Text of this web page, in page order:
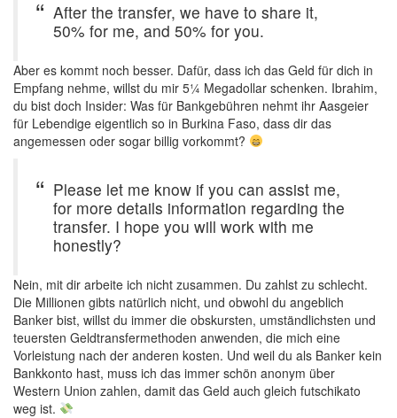
After the transfer, we have to share it,
50% for me, and 50% for you.
Aber es kommt noch besser. Dafür, dass ich das Geld für dich in
Empfang nehme, willst du mir 5¼ Megadollar schenken. Ibrahim,
du bist doch Insider: Was für Bankgebühren nehmt ihr Aasgeier
für Lebendige eigentlich so in Burkina Faso, dass dir das
angemessen oder sogar billig vorkommt?
Please let me know if you can assist me,
for more details information regarding the
transfer. I hope you will work with me
honestly?
Nein, mit dir arbeite ich nicht zusammen. Du zahlst zu schlecht.
Die Millionen gibts natürlich nicht, und obwohl du angeblich
Banker bist, willst du immer die obskursten, umständlichsten und
teuersten Geldtransfermethoden anwenden, die mich eine
Vorleistung nach der anderen kosten. Und weil du als Banker kein
Bankkonto hast, muss ich das immer schön anonym über
Western Union zahlen, damit das Geld auch gleich futschikato
weg ist.